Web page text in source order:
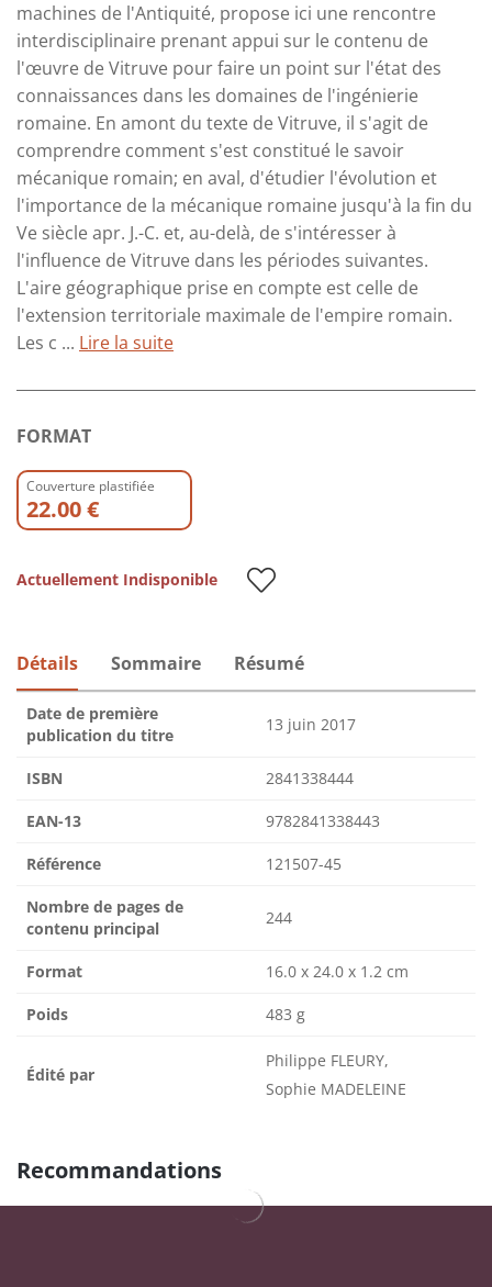
machines de l'Antiquité, propose ici une rencontre
interdisciplinaire prenant appui sur le contenu de
l'œuvre de Vitruve pour faire un point sur l'état des
connaissances dans les domaines de l'ingénierie
romaine. En amont du texte de Vitruve, il s'agit de
comprendre comment s'est constitué le savoir
mécanique romain; en aval, d'étudier l'évolution et
l'importance de la mécanique romaine jusqu'à la fin du
Ve siècle apr. J.-C. et, au-delà, de s'intéresser à
l'influence de Vitruve dans les périodes suivantes.
L'aire géographique prise en compte est celle de
l'extension territoriale maximale de l'empire romain.
Les c ... Lire la suite
FORMAT
Couverture plastifiée
22.00 €
Actuellement Indisponible
Détails Sommaire Résumé
Date de première
publication du titre
13 juin 2017
ISBN 2841338444
EAN-13 9782841338443
Référence 121507-45
Nombre de pages de
contenu principal
244
Format 16.0 x 24.0 x 1.2 cm
Poids 483 g
Édité par
Philippe FLEURY,
Sophie MADELEINE
Recommandations